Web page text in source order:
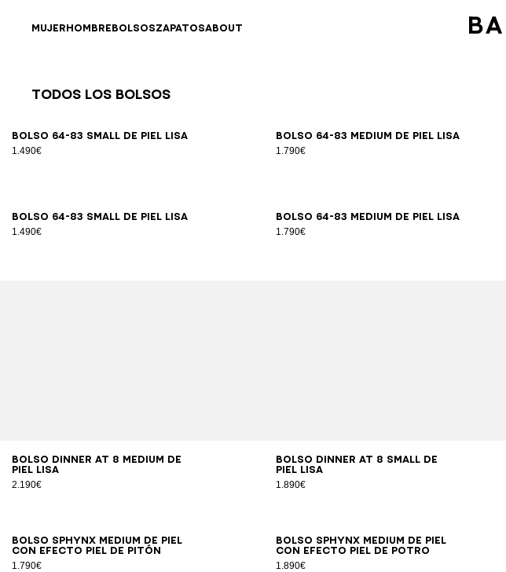
MUJERHOMBREBOLSOSZAPATOSABOUT
Todos los Bolsos
Bolso 64-83 Small de piel lisa
1.490€
Bolso 64-83 Medium de piel lisa
1.790€
Bolso 64-83 Small de piel lisa
1.490€
Bolso 64-83 Medium de piel lisa
1.790€
Bolso DINNER AT 8 Medium de
piel lisa
2.190€
Bolso DINNER AT 8 Small de
piel lisa
1.890€
Bolso SPHYNX Medium de piel
con efecto piel de pitón
1.790€
Bolso SPHYNX Medium de piel
con efecto piel de potro
1.890€